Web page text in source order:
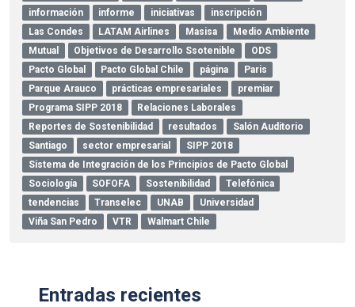
información
informe iniciativas
inscripción
Las Condes
LATAM Airlines Masisa
Medio Ambiente
Mutual
Objetivos de Desarrollo Ssotenible
ODS
Pacto Global
Pacto Global Chile página
Paris
Parque Arauco
prácticas empresariales
premiar
Programa SIPP 2018
Relaciones Laborales
Reportes de Sostenibilidad
resultados
Salón Auditorio
Santiago
sector empresarial
SIPP 2018
Sistema de Integración de los Principios de Pacto Global
Sociología
SOFOFA Sostenibilidad
Telefónica
tendencias
Transelec UNAB
Universidad
Viña San Pedro
VTR Walmart Chile
Entradas recientes